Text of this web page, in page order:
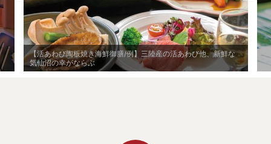
【活あわび陶板焼き海鮮御膳/例】三陸産の活あわび他、新鮮な
気仙沼の幸がならぶ